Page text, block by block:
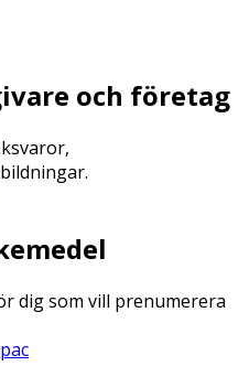
och företag
dig som vill prenumerera